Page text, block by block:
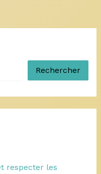
Rechercher
respecter les